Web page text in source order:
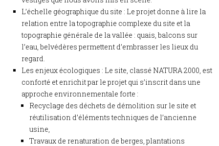
L’échelle géographique du site : Le projet donne à lire la
relation entre la topographie complexe du site et la
topographie générale de la vallée : quais, balcons sur
l’eau, belvédères permettent d’embrasser les lieux du
regard.
Les enjeux écologiques : Le site, classé NATURA 2000, est
conforté et enrichit par le projet qui s’inscrit dans une
approche environnementale forte :
Recyclage des déchets de démolition sur le site et
réutilisation d’éléments techniques de l’ancienne
usine,
Travaux de renaturation de berges, plantations